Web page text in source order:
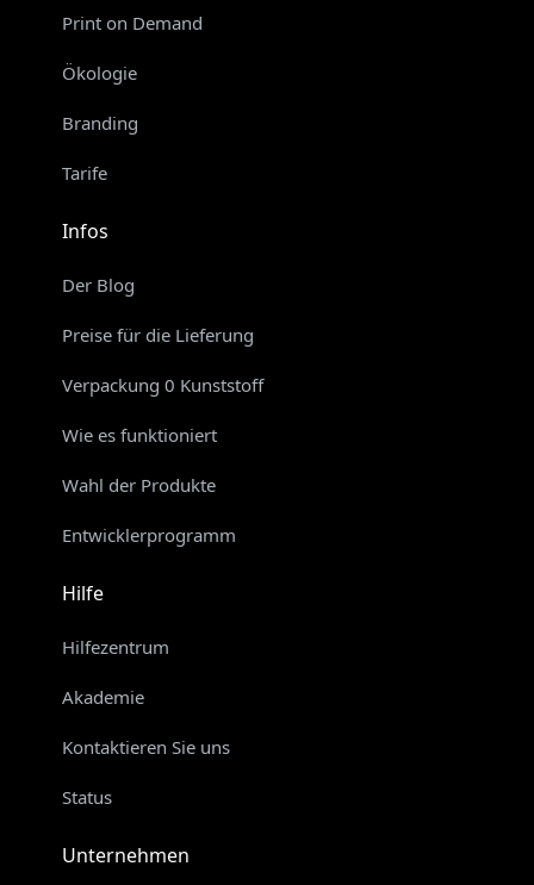
Print on Demand
Ökologie
Branding
Tarife
Infos
Der Blog
Preise für die Lieferung
Verpackung 0 Kunststoff
Wie es funktioniert
Wahl der Produkte
Entwicklerprogramm
Hilfe
Hilfezentrum
Akademie
Kontaktieren Sie uns
Status
Unternehmen